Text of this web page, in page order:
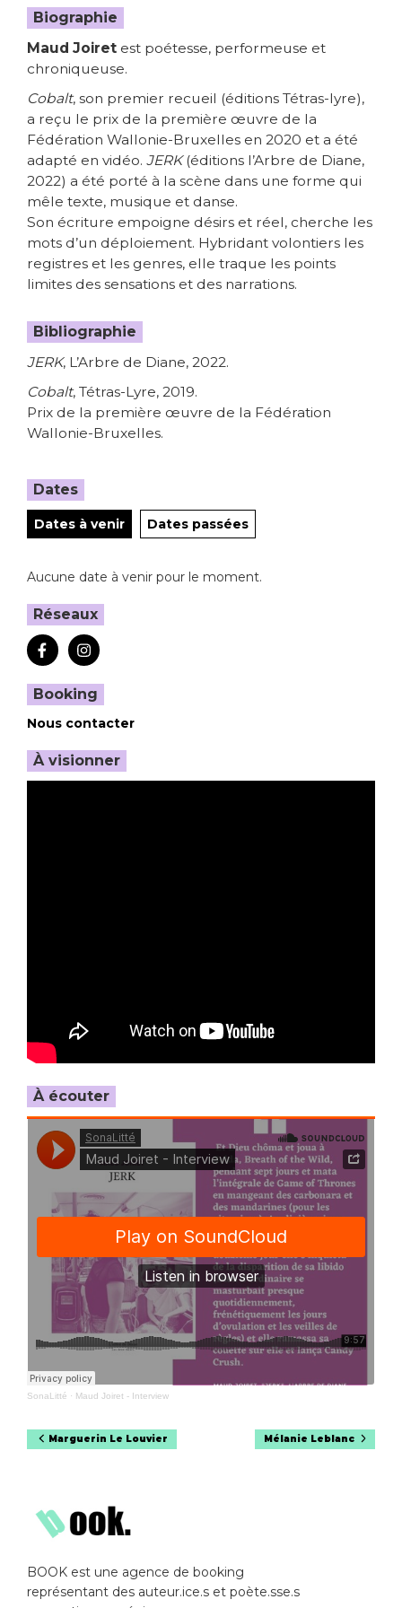
Biographie
Maud Joiret est poétesse, performeuse et
chroniqueuse.
Cobalt, son premier recueil (éditions Tétras-lyre),
a reçu le prix de la première œuvre de la
Fédération Wallonie-Bruxelles en 2020 et a été
adapté en vidéo. JERK(éditions l’Arbre de Diane,
2022) a été porté à la scène dans une forme qui
mêle texte, musique et danse.
Son écriture empoigne désirs et réel, cherche les
mots d’un déploiement. Hybridant volontiers les
registres et les genres, elle traque les points
limites des sensations et des narrations.
Bibliographie
JERK, L’Arbre de Diane, 2022.
Cobalt, Tétras-Lyre, 2019.
Prix de la première œuvre de la Fédération
Wallonie-Bruxelles.
Dates
Dates à venir Dates passées
Aucune date à venir pour le moment.
Réseaux
Booking
Nous contacter
À visionner
À écouter
SonaLitté · Maud Joiret - Interview
Navigation
l’article
Mélanie Leblanc
Marguerin Le Louvier
BOOK est une agence de booking
représentant des auteur.ice.s et poète.sse.s